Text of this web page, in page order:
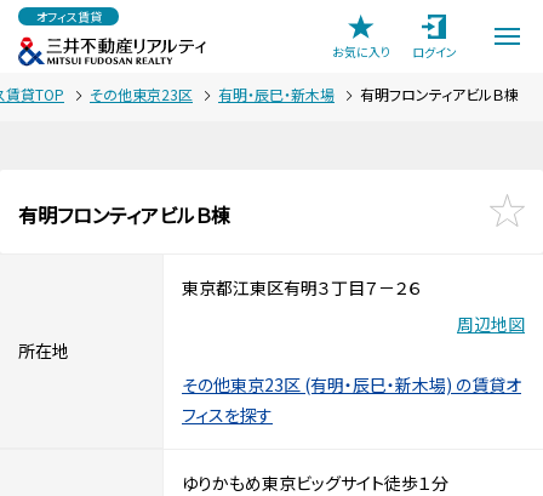
オフィス賃貸
お気に入り
ログイン
賃貸TOP その他東京23区 有明・辰巳・新木場 有明フロンティアビルＢ棟
有明フロンティアビルＢ棟
所在地
東京都江東区有明３丁目７－２６
周辺地図
その他東京23区 (有明・辰巳・新木場) の賃貸オ
フィスを探す
ゆりかもめ東京ビッグサイト徒歩１分